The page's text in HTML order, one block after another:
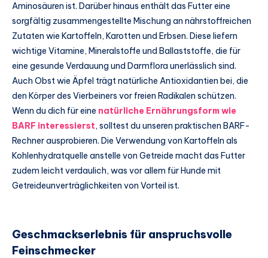
Aminosäuren ist. Darüber hinaus enthält das Futter eine
sorgfältig zusammengestellte Mischung an nährstoffreichen
Zutaten wie Kartoffeln, Karotten und Erbsen. Diese liefern
wichtige Vitamine, Mineralstoffe und Ballaststoffe, die für
eine gesunde Verdauung und Darmflora unerlässlich sind.
Auch Obst wie Äpfel trägt natürliche Antioxidantien bei, die
den Körper des Vierbeiners vor freien Radikalen schützen.
Wenn du dich für eine natürliche Ernährungsform wie
BARF interessierst, solltest du unseren praktischen BARF-
Rechner ausprobieren. Die Verwendung von Kartoffeln als
Kohlenhydratquelle anstelle von Getreide macht das Futter
zudem leicht verdaulich, was vor allem für Hunde mit
Getreideunverträglichkeiten von Vorteil ist.
Geschmackserlebnis für anspruchsvolle
Feinschmecker